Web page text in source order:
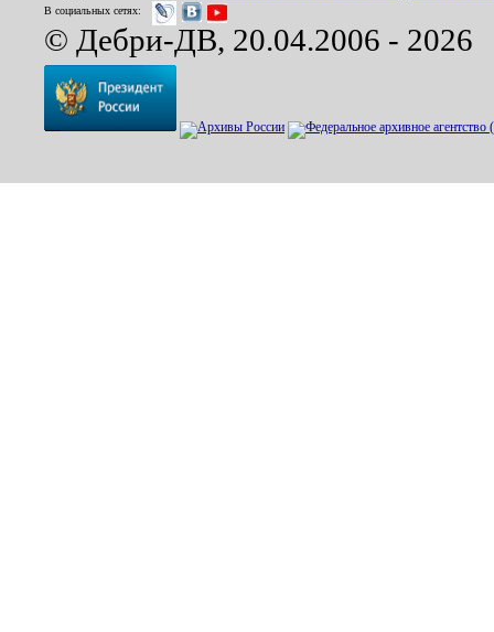
В социальных сетях:
© Дебри-ДВ, 20.04.2006 - 2026